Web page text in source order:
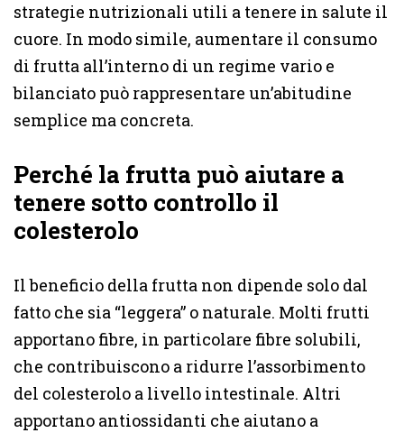
strategie nutrizionali utili a tenere in salute il
cuore. In modo simile, aumentare il consumo
di frutta all’interno di un regime vario e
bilanciato può rappresentare un’abitudine
semplice ma concreta.
Perché la frutta può aiutare a
tenere sotto controllo il
colesterolo
Il beneficio della frutta non dipende solo dal
fatto che sia “leggera” o naturale. Molti frutti
apportano fibre, in particolare fibre solubili,
che contribuiscono a ridurre l’assorbimento
del colesterolo a livello intestinale. Altri
apportano antiossidanti che aiutano a